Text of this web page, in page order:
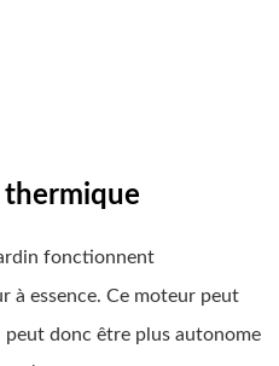
thermique
fonctionnent
à essence. Ce moteur peut
peut donc être plus autonome